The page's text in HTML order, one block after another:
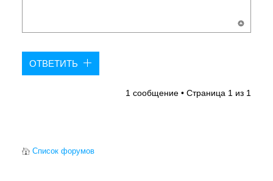
ОТВЕТИТЬ
1 сообщение • Страница 1 из 1
Список форумов